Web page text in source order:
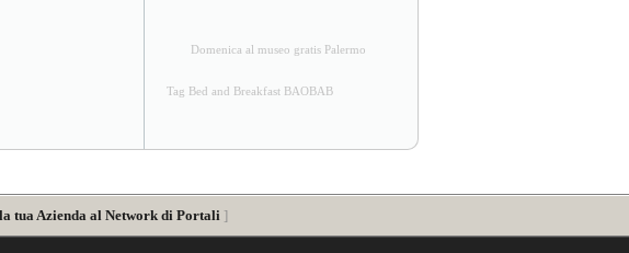
Domenica al museo gratis Palermo
Tag Bed and Breakfast BAOBAB
tua Azienda al Network di Portali ]